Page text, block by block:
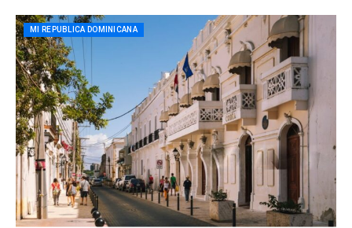
MI REPUBLICA DOMINICANA